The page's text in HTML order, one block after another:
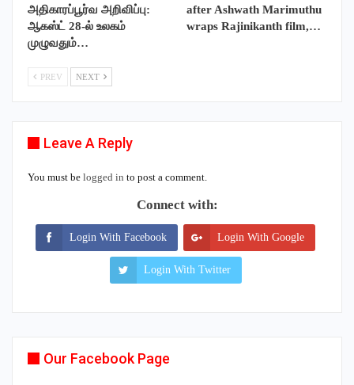
அதிகாரப்பூர்வ அறிவிப்பு:
ஆகஸ்ட் 28-ல் உலகம்
முழுவதும்…
after Ashwath Marimuthu
wraps Rajinikanth film,…
PREV NEXT
Leave A Reply
You must be logged in to post a comment.
Connect with:
Login With Facebook Login With Google
Login With Twitter
Our Facebook Page